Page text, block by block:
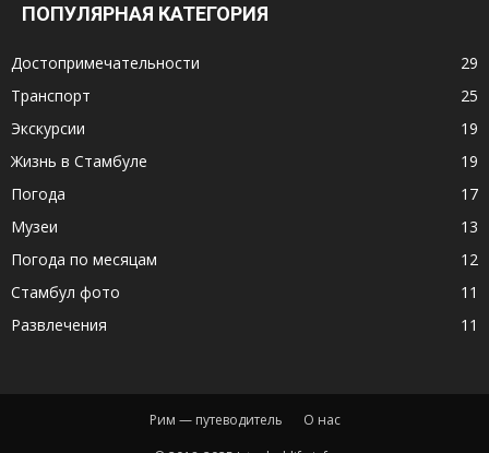
ПОПУЛЯРНАЯ КАТЕГОРИЯ
Достопримечательности
29
Транспорт
25
Экскурсии
19
Жизнь в Стамбуле
19
Погода
17
Музеи
13
Погода по месяцам
12
Стамбул фото
11
Развлечения
11
Рим — путеводитель
О нас